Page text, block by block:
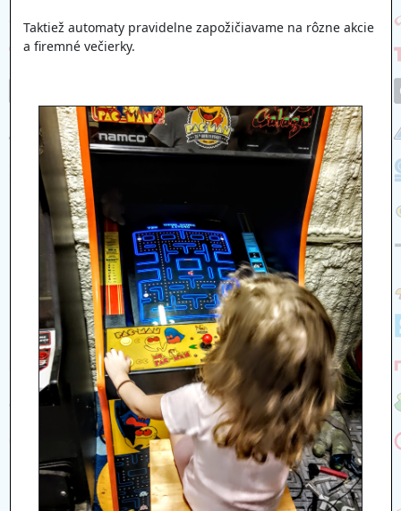
Taktiež automaty pravidelne zapožičiavame na rôzne akcie
a firemné večierky.